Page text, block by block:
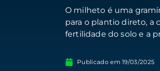
O milheto é uma
para o plantio direto, a
fertilidade do solo e a
Publicado em 19/03/2025